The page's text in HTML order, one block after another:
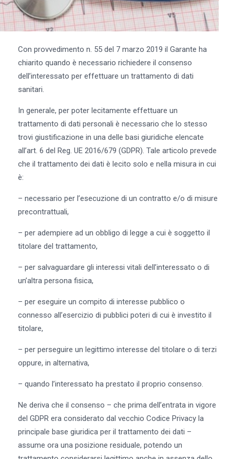
Con provvedimento n. 55 del 7 marzo 2019 il Garante ha
chiarito quando è necessario richiedere il consenso
dell’interessato per effettuare un trattamento di dati
sanitari.
In generale, per poter lecitamente effettuare un
trattamento di dati personali è necessario che lo stesso
trovi giustificazione in una delle basi giuridiche elencate
all’art. 6 del Reg. UE 2016/679 (GDPR). Tale articolo prevede
che il trattamento dei dati è lecito solo e nella misura in cui
è:
– necessario per l’esecuzione di un contratto e/o di misure
precontrattuali,
– per adempiere ad un obbligo di legge a cui è soggetto il
titolare del trattamento,
– per salvaguardare gli interessi vitali dell’interessato o di
un’altra persona fisica,
– per eseguire un compito di interesse pubblico o
connesso all’esercizio di pubblici poteri di cui è investito il
titolare,
– per perseguire un legittimo interesse del titolare o di terzi
oppure, in alternativa,
– quando l’interessato ha prestato il proprio consenso.
Ne deriva che il consenso – che prima dell’entrata in vigore
del GDPR era considerato dal vecchio Codice Privacy la
principale base giuridica per il trattamento dei dati –
assume ora una posizione residuale, potendo un